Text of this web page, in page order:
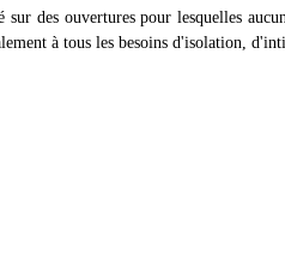
sur des ouvertures pour lesquelles
à tous les besoins d'isolation,